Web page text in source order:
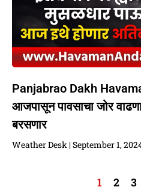
Panjabrao Dakh
आजपासून पावसाचा जोर
बरसणार
Weather Desk September 1,
1 2 3